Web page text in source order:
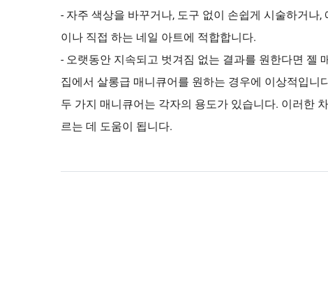
- 자주 색상을 바꾸거나, 도구 없이 손쉽게 시술하거
이나 직접 하는 네일 아트에 적합합니다.
- 오랫동안 지속되고 벗겨짐 없는 결과를 원한다면 젤
집에서 살롱급 매니큐어를 원하는 경우에 이상적입니
두 가지 매니큐어는 각자의 용도가 있습니다. 이러한
르는 데 도움이 됩니다.